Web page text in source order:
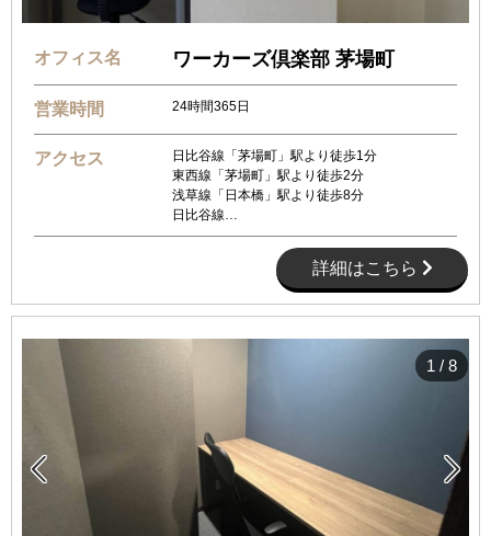
オフィス名 ワーカーズ倶楽部 茅場町
営業時間 24時間365日
アクセス
日比谷線「茅場町」駅より徒歩1分
東西線「茅場町」駅より徒歩2分
浅草線「日本橋」駅より徒歩8分
日比谷線…
詳細はこちら
 
1 / 8